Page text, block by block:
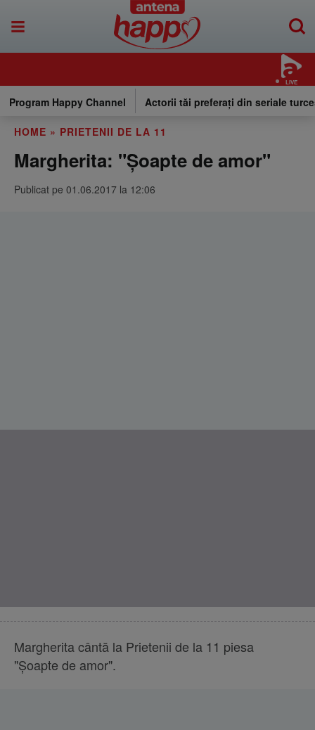
LIVE
Program Happy Channel Actorii tăi preferați din seriale
HOME » PRIETENII DE LA 11
Margherita: "Șoapte de amor"
Publicat pe 01.06.2017 la 12:06
Margherita cântă la Prietenii de la 11 piesa
"Șoapte de amor".